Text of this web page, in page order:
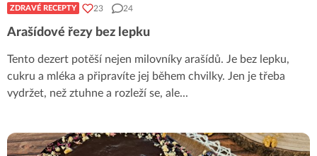
ZDRAVÉ RECEPTY 23 24
Arašídové řezy bez lepku
Tento dezert potěší nejen milovníky arašídů. Je bez lepku,
cukru a mléka a připravíte jej během chvilky. Jen je třeba
vydržet, než ztuhne a rozleží se, ale...